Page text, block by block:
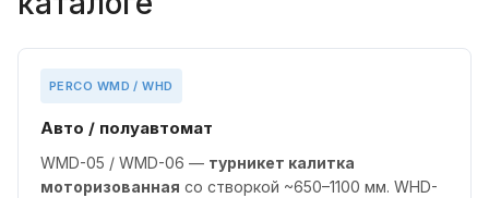
PERCO WMD / WHD
Авто / полуавтомат
WMD-05 / WMD-06 — турникет калитка
моторизованная со створкой ~650–1100 мм. WHD-